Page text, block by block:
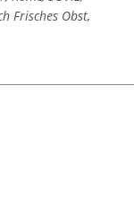
Frisches Obst,